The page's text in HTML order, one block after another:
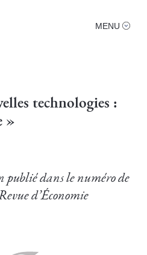
MENU
technologies :
»
dans le numéro de
d’Économie